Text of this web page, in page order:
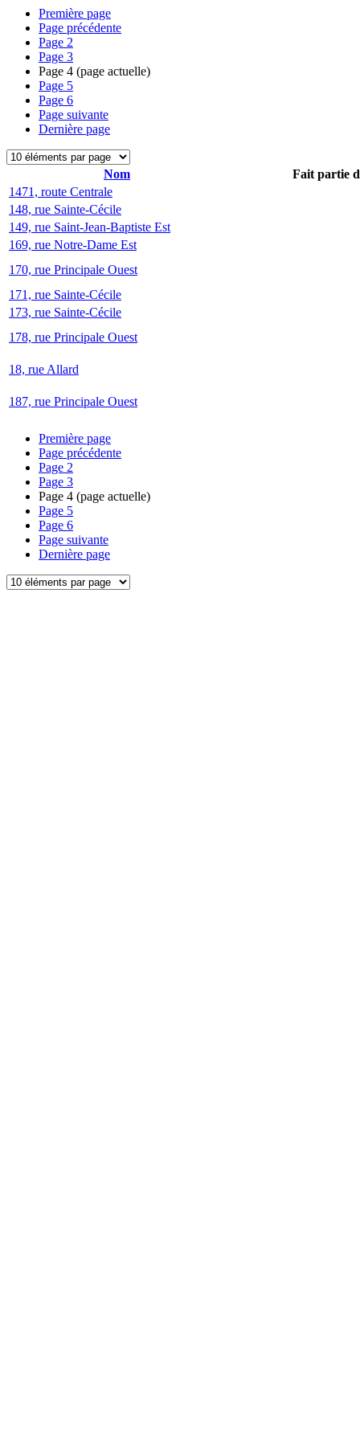
Première page
Page précédente
Page 2
Page 3
Page 4 (page actuelle)
Page 5
Page 6
Page suivante
Dernière page
Nom
Fait partie
1471, route Centrale
148, rue Sainte-Cécile
149, rue Saint-Jean-Baptiste Est
169, rue Notre-Dame Est
170, rue Principale Ouest
171, rue Sainte-Cécile
173, rue Sainte-Cécile
178, rue Principale Ouest
18, rue Allard
187, rue Principale Ouest
Première page
Page précédente
Page 2
Page 3
Page 4 (page actuelle)
Page 5
Page 6
Page suivante
Dernière page